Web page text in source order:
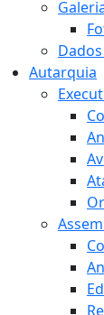
Autarquia